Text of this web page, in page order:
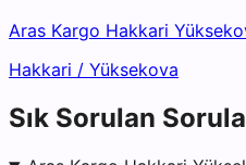
Aras Kargo Hakkari
Hakkari / Yüksekova
Sık Sorulan